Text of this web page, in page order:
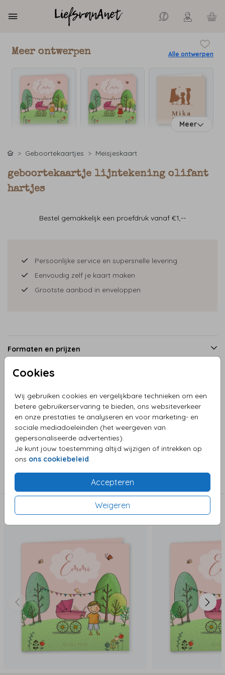
Cookies
Wij gebruiken cookies en vergelijkbare technieken om een
betere gebruikerservaring te bieden, ons websiteverkeer
en onze prestaties te analyseren en voor marketing- en
sociale mediadoeleinden (het weergeven van
gepersonaliseerde advertenties).
Je kunt jouw toestemming altijd wijzigen of intrekken op
ons ons cookiebeleid
Accepteren
Weigeren
Meer ontwerpen Alle ontwerpen
Meer
Geboortekaartjes Meisjeskaart
geboortekaartje lijntekening olifant
hartjes
Bestel gemakkelijk een proefdruk vanaf €1,--
Persoonlijke service en supersnelle levering
Eenvoudig zelf je kaart maken
Grootste aanbod in enveloppen
Formaten en prijzen
Omschrijving
geboortekaartje lijntekening olifant hartjes
Collectie
Deze zijn ook leuk!